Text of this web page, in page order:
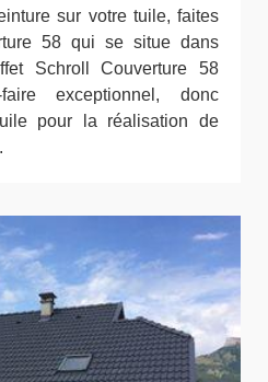
sur votre tuile, faites
58 qui se situe dans
Schroll Couverture 58
exceptionnel, donc
pour la réalisation de